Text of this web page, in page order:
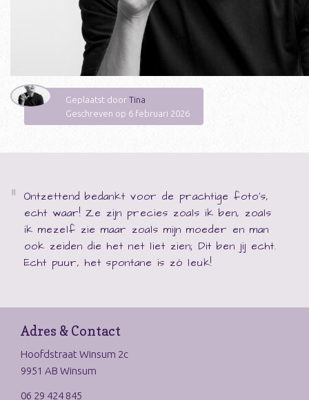
Geplaatst door Tina
Geschreven op 6 februari 2026
Ontzettend bedankt voor de prachtige foto's,
echt waar! Ze zijn precies zoals ik ben, zoals
ik mezelf zie maar zoals mijn moeder en man
ook zeiden die het net liet zien; Dit ben jij echt.
Echt puur, het spontane is zó leuk!
Adres & Contact
Hoofdstraat Winsum 2c
9951 AB Winsum
06 29 424 845